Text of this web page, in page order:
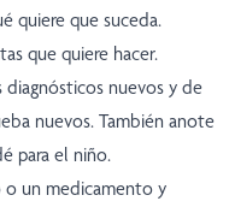
quiere que suceda.
que quiere hacer.
nuevos y de
nuevos. También anote
para el niño.
o un medicamento y